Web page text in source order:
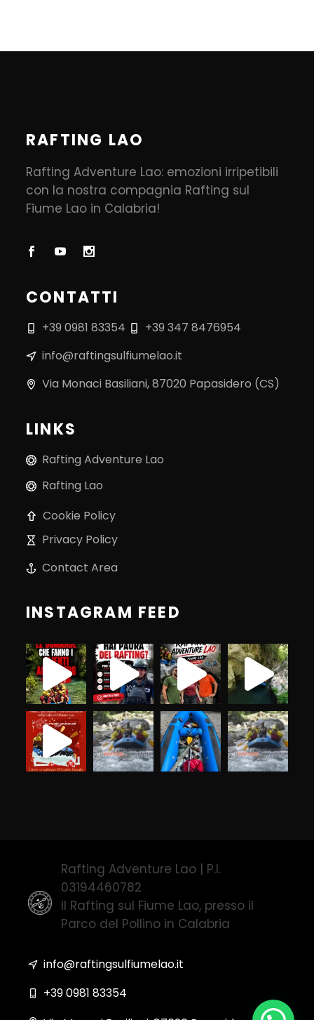
RAFTING LAO
Rafting Adventure Lao: emozioni irripetibili
con la nostra compagnia Rafting sul
Fiume Lao in Calabria!
CONTATTI
+39 0981 83354
+39 347 8476954
info@raftingsulfiumelao.it
Via Monaci Basiliani, 87020 Papasidero (CS)
LINKS
Rafting Adventure Lao
Rafting Lao
Cookie Policy
Privacy Policy
Contact Area
INSTAGRAM FEED
Rafting Adventure Lao | P.I.
03194460782
Il Rafting sul Fiume Lao, presso il
Parco del Pollino in Calabria
info@raftingsulfiumelao.it
+39 0981 83354